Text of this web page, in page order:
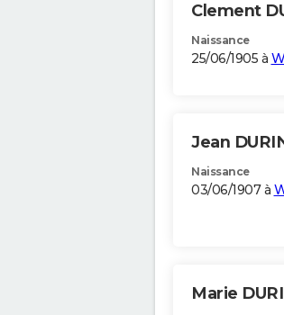
Clement
Naissance
25/06/1905 à
Jean
Naissance
03/06/1907 à
Marie